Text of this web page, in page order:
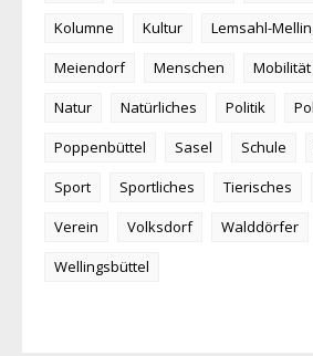
Kolumne
Kultur
Lemsahl-
Meiendorf
Menschen Mobilität
Natur
Natürliches Politik
Poppenbüttel
Sasel Schule
Sport
Sportliches Tierisches
Verein
Volksdorf Walddörfer
Wellingsbüttel